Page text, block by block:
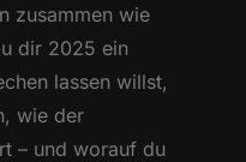
zusammen wie
dir 2025 ein
lassen willst,
wie der
– und worauf du